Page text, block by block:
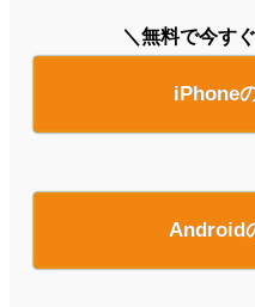
＼無料で今す
iPhone
Android